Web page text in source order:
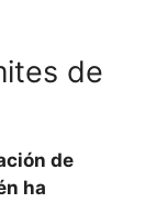
de
de
ha